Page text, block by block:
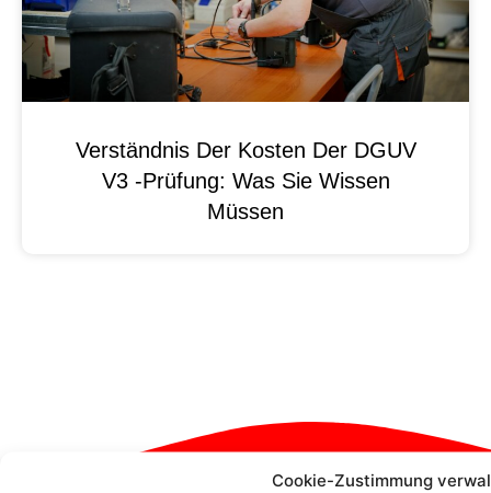
Cookie-Zustimmung
Verständnis Der Kosten Der DGUV
V3 -Prüfung: Was Sie Wissen
Müssen